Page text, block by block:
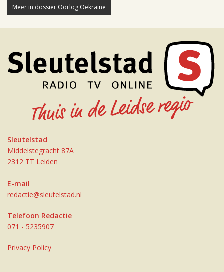
Meer in dossier Oorlog Oekraïne
Sleutelstad
Middelstegracht 87A
2312 TT Leiden
E-mail
redactie@sleutelstad.nl
Telefoon Redactie
071 - 5235907
Privacy Policy